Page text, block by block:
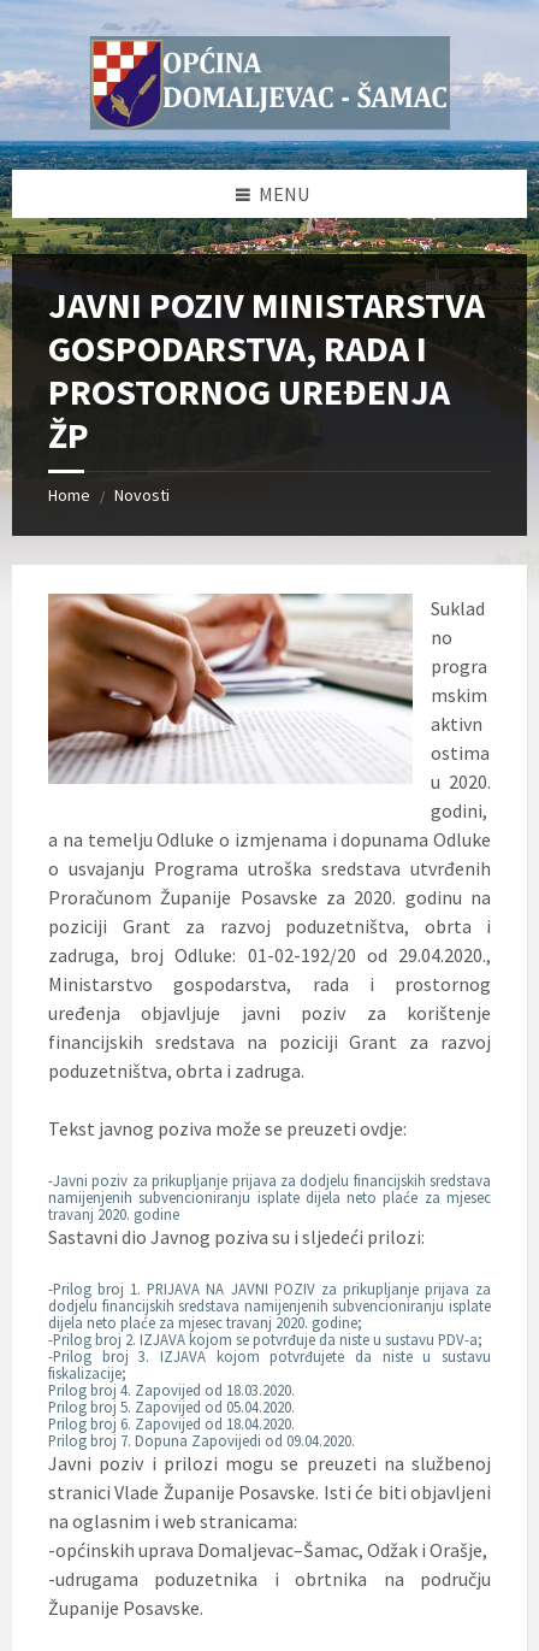
Skip
to
Skip
to
sidebar
Skip
to
sidebar
Skip
to
MENU
JAVNI POZIV MINISTARSTVA
GOSPODARSTVA, RADA I
PROSTORNOG UREĐENJA
ŽP
Home / Novosti
Suklad
no
progra
mskim
aktivn
ostima
u 2020.
godini,
a na temelju Odluke o izmjenama i dopunama Odluke
o usvajanju Programa utroška sredstava utvrđenih
Proračunom Županije Posavske za 2020. godinu na
poziciji Grant za razvoj poduzetništva, obrta i
zadruga, broj Odluke: 01-02-192/20 od 29.04.2020.,
Ministarstvo gospodarstva, rada i prostornog
uređenja objavljuje javni poziv za korištenje
financijskih sredstava na poziciji Grant za razvoj
poduzetništva, obrta i zadruga.
Tekst javnog poziva može se preuzeti ovdje:
-Javni poziv za prikupljanje prijava za dodjelu financijskih sredstava
namijenjenih subvencioniranju isplate dijela neto plaće za mjesec
travanj 2020. godine
Sastavni dio Javnog poziva su i sljedeći prilozi:
-Prilog broj 1. PRIJAVA NA JAVNI POZIV za prikupljanje prijava za
dodjelu financijskih sredstava namijenjenih subvencioniranju isplate
dijela neto plaće za mjesec travanj 2020. godine;
-Prilog broj 2. IZJAVA kojom se potvrđuje da niste u sustavu PDV-a;
-Prilog broj 3. IZJAVA kojom potvrđujete da niste u sustavu
fiskalizacije;
Prilog broj 4. Zapovijed od 18.03.2020.
Prilog broj 5. Zapovijed od 05.04.2020.
Prilog broj 6. Zapovijed od 18.04.2020.
Prilog broj 7. Dopuna Zapovijedi od 09.04.2020.
Javni poziv i prilozi mogu se preuzeti na službenoj
stranici Vlade Županije Posavske. Isti će biti objavljeni
na oglasnim i web stranicama:
-općinskih uprava Domaljevac–Šamac, Odžak i Orašje,
-udrugama poduzetnika i obrtnika na području
Županije Posavske.